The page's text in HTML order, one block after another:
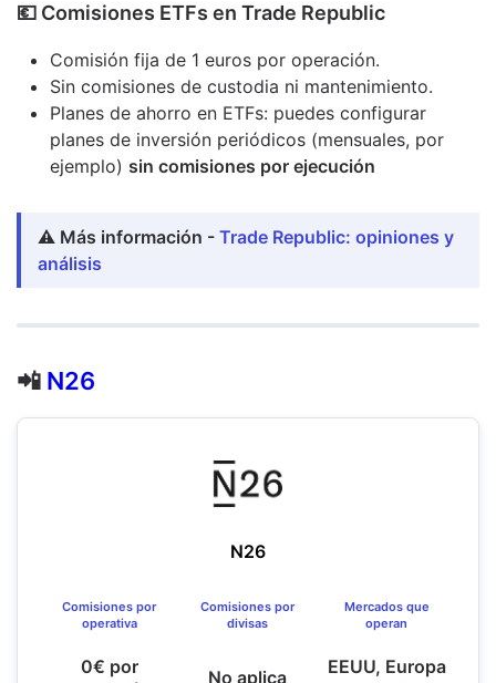
​💶​ Comisiones ETFs en Trade Republic
Comisión fija de 1 euros por operación.
Sin comisiones de custodia ni mantenimiento.
Planes de ahorro en ETFs: puedes configurar
planes de inversión periódicos (mensuales, por
ejemplo) sin comisiones por ejecución
⚠️ Más información - Trade Republic: opiniones y
análisis
📲 N26
N26
Comisiones por
operativa
0€ por
Comisiones por
divisas
No aplica
Mercados que
operan
EEUU, Europa